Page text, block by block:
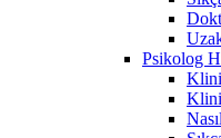
Psikolog